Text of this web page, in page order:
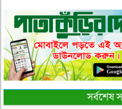
সর্বশেষ